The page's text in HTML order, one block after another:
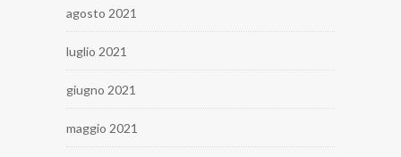
agosto 2021
luglio 2021
giugno 2021
maggio 2021